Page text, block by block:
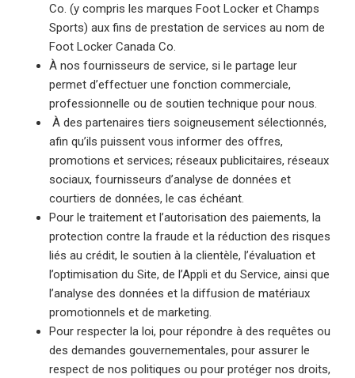
Co. (y compris les marques Foot Locker et Champs
Sports) aux fins de prestation de services au nom de
Foot Locker Canada Co.
À nos fournisseurs de service, si le partage leur
permet d’effectuer une fonction commerciale,
professionnelle ou de soutien technique pour nous.
À des partenaires tiers soigneusement sélectionnés,
afin qu’ils puissent vous informer des offres,
promotions et services; réseaux publicitaires, réseaux
sociaux, fournisseurs d’analyse de données et
courtiers de données, le cas échéant.
Pour le traitement et l’autorisation des paiements, la
protection contre la fraude et la réduction des risques
liés au crédit, le soutien à la clientèle, l’évaluation et
l’optimisation du Site, de l’Appli et du Service, ainsi que
l’analyse des données et la diffusion de matériaux
promotionnels et de marketing.
Pour respecter la loi, pour répondre à des requêtes ou
des demandes gouvernementales, pour assurer le
respect de nos politiques ou pour protéger nos droits,